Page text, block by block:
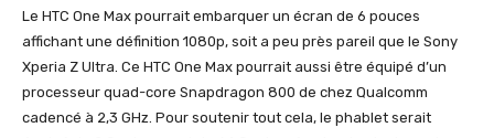
Le HTC One Max pourrait embarquer un écran de 6 pouces
affichant une définition 1080p, soit a peu près pareil que le Sony
Xperia Z Ultra. Ce HTC One Max pourrait aussi être équipé d’un
processeur quad-core Snapdragon 800 de chez Qualcomm
cadencé à 2,3 GHz. Pour soutenir tout cela, le phablet serait